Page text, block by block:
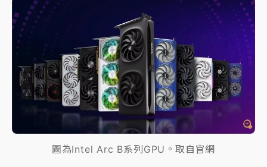
白海豚逼近！新北高灘地停車場下午4時強制拖吊 中午
開放水門周邊紅黃線停車
父親節玩樂園！六福村今明2天「爸爸免費」 遠雄海洋
買1送1
中颱白海豚環流掠北海！今明防劇烈降雨 東部高溫飆
38度
圖為Intel Arc B系列GPU。取自官網